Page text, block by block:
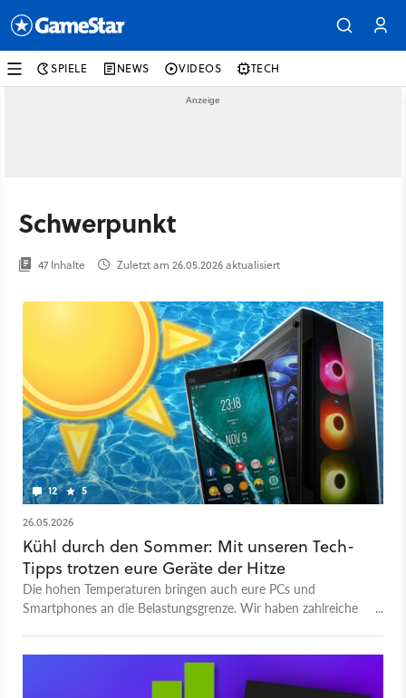
SPIELE NEWS VIDEOS TECH
Schwerpunkt
47 Inhalte Zuletzt am 26.05.2026 aktualisiert
12 5
26.05.2026
Kühl durch den Sommer: Mit unseren Tech-
Tipps trotzen eure Geräte der Hitze
Die hohen Temperaturen bringen auch eure PCs und
Smartphones an die Belastungsgrenze. Wir haben zahlreiche